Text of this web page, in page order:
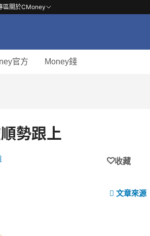
區關於CMoney
官方 Money錢
勢跟上
收藏
文章來源